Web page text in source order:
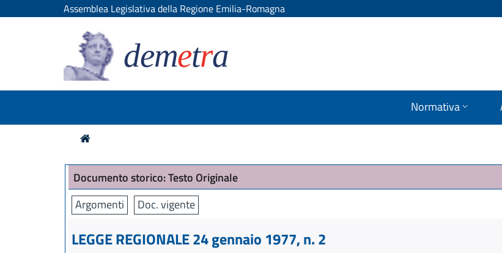
Assemblea Legislativa della Regione Emilia-Romagna
demetra
Normativa
Documento storico: Testo Originale
Argomenti
Doc. vigente
LEGGE REGIONALE 24 gennaio 1977, n. 2